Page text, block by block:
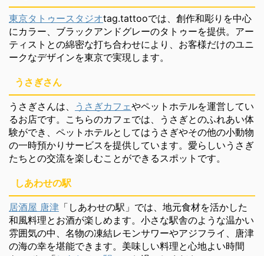
東京タトゥースタジオtag.tattooでは、創作和彫りを中心
にカラー、ブラックアンドグレーのタトゥーを提供。アー
ティストとの綿密な打ち合わせにより、お客様だけのユニ
ークなデザインを東京で実現します。
うさぎさん
うさぎさんは、 うさぎカフェやペットホテルを運営してい
るお店です。こちらのカフェでは、うさぎとのふれあい体
験ができ、ペットホテルとしてはうさぎやその他の小動物
の一時預かりサービスを提供しています。愛らしいうさぎ
たちとの交流を楽しむことができるスポットです。
しあわせの駅
居酒屋 唐津 「しあわせの駅」では、地元食材を活かした
和風料理とお酒が楽しめます。小さな駅舎のような温かい
雰囲気の中、名物の凍結レモンサワーやアジフライ、唐津
の海の幸を堪能できます。美味しい料理と心地よい時間